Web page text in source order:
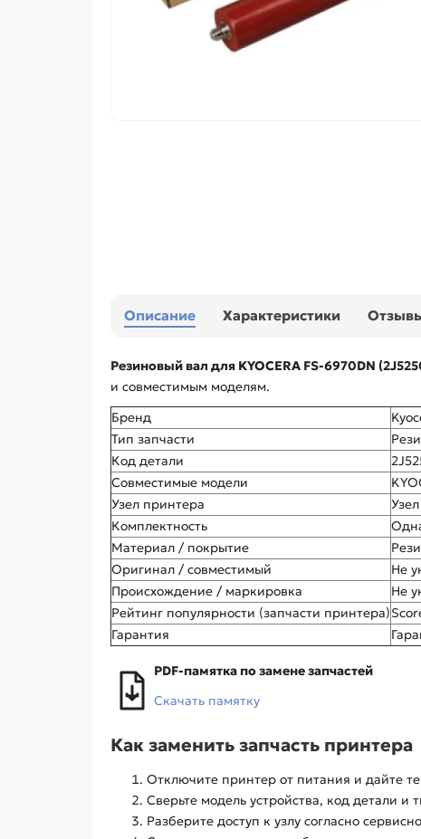
Описание Характеристики
Резиновый вал для KYOCERA FS-6970DN
и совместимым моделям.
Бренд
Тип запчасти
Код детали
Совместимые модели
Узел принтера
Комплектность
Материал / покрытие
Оригинал / совместимый
Не
Происхождение / маркировка
Не
Рейтинг популярности (запчасти принтера)
Гарантия
PDF-памятка по замене запчастей
Скачать памятку
Как заменить запчасть принтера
Отключите принтер от питания и дайте
Сверьте модель устройства, код детали и
Разберите доступ к узлу согласно